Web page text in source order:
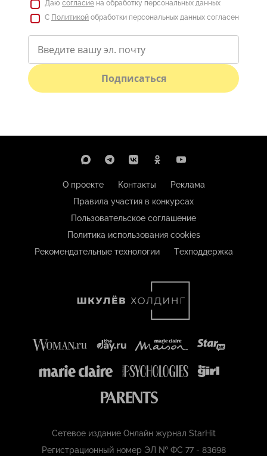
Даю согласие на обработку персональных данных
С Политикой обработки персональных данных согласен
Подписаться
О проекте Контакты
Реклама
Правила участия в конкурсах
Пользовательское соглашение
Политика использования cookies
Рекомендательные технологии
Техподдержка
Сетевое издание Онлайн журнал StarHit
Регистрационный номер ЭЛ № ФС 77 - 83698